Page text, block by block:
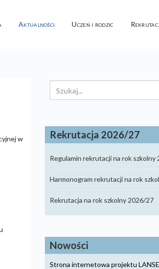
Aktualności Uczeń i rodzic
w
Rekrutacja 2026/27
Regulamin rekrutacji na rok szkolny
Harmonogram rekrutacji na rok
Rekrutacja na rok szkolny 2026/27
Nowości
Strona internetowa projektu